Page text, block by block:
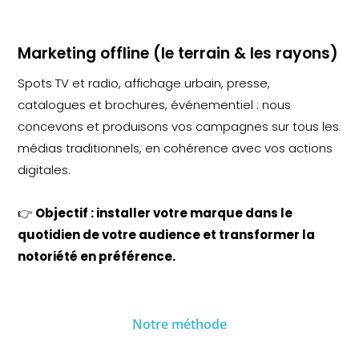
Marketing offline (le terrain & les rayons)
Spots TV et radio, affichage urbain, presse,
catalogues et brochures, événementiel : nous
concevons et produisons vos campagnes sur tous les
médias traditionnels, en cohérence avec vos actions
digitales.
👉 Objectif : installer votre marque dans le
quotidien de votre audience et transformer la
notoriété en préférence.
Notre méthode